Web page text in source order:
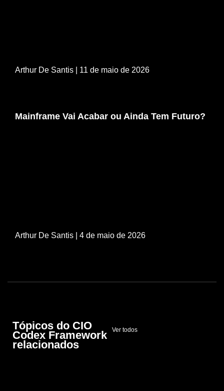
Arthur De Santis | 11 de maio de 2026
Mainframe Vai Acabar ou Ainda Tem Futuro?
Arthur De Santis | 4 de maio de 2026
Tópicos do CIO
Codex Framework
relacionados
Ver todos